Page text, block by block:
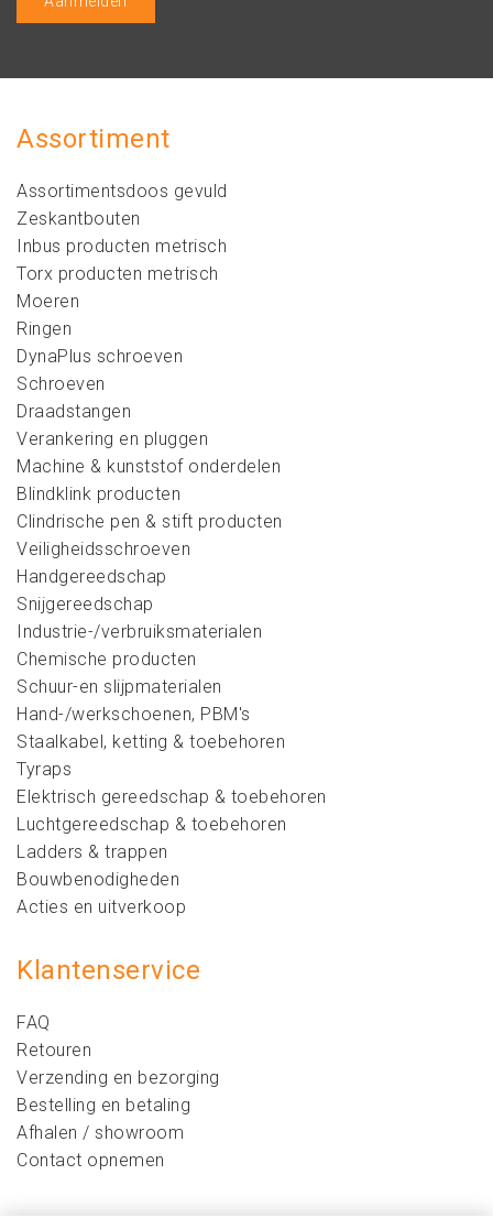
Assortiment
Assortimentsdoos gevuld
Zeskantbouten
Inbus producten metrisch
Torx producten metrisch
Moeren
Ringen
DynaPlus schroeven
Schroeven
Draadstangen
Verankering en pluggen
Machine & kunststof onderdelen
Blindklink producten
Clindrische pen & stift producten
Veiligheidsschroeven
Handgereedschap
Snijgereedschap
Industrie-/verbruiksmaterialen
Chemische producten
Schuur-en slijpmaterialen
Hand-/werkschoenen, PBM's
Staalkabel, ketting & toebehoren
Tyraps
Elektrisch gereedschap & toebehoren
Luchtgereedschap & toebehoren
Ladders & trappen
Bouwbenodigheden
Acties en uitverkoop
Klantenservice
FAQ
Retouren
Verzending en bezorging
Bestelling en betaling
Afhalen / showroom
Contact opnemen